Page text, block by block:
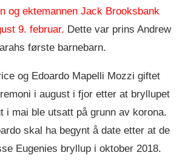
og ektemannen Jack Brooksbank
9. februar. Dette var prins Andrew
første barnebarn.
og Edoardo Mapelli Mozzi giftet
i august i fjor etter at bryllupet
i mai ble utsatt på grunn av korona.
skal ha begynt å date etter at de
Eugenies bryllup i oktober 2018.